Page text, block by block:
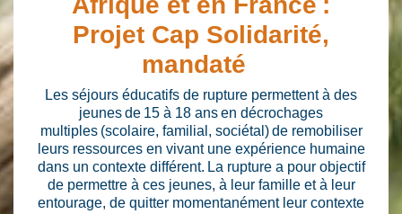
Projet Cap Solidarité,
mandaté
Les séjours éducatifs de rupture permettent à des
jeunes de 15 à 18 ans en décrochages
multiples (scolaire, familial, sociétal) de remobiliser
leurs ressources en vivant une expérience humaine
dans un contexte différent. La rupture a pour objectif
de permettre à ces jeunes, à leur famille et à leur
entourage, de quitter momentanément leur contexte